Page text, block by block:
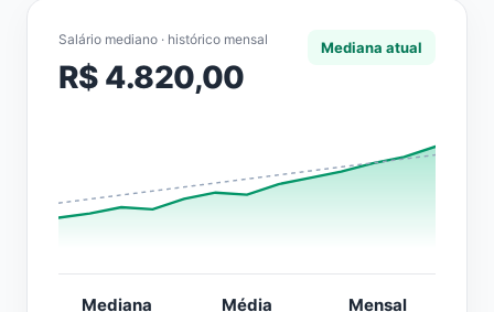
Salário mediano · histórico mensal
R$ 4.820,00
Mediana atual
Mediana Média Mensal